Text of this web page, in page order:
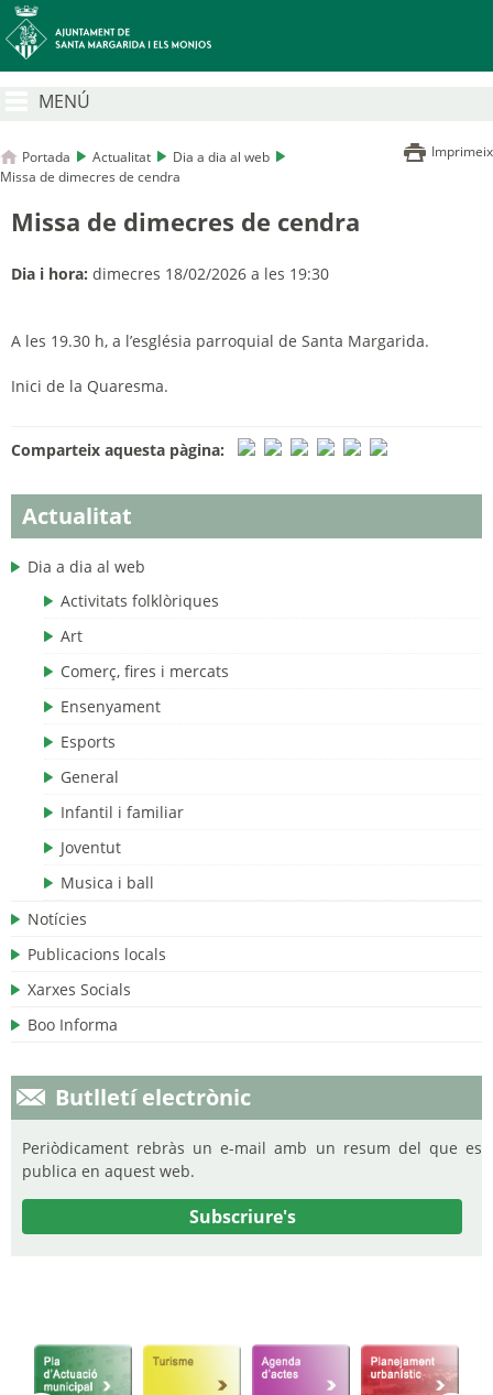
MENÚ
Portada Actualitat
Dia a dia al web
Missa de dimecres de cendra
Imprimeix
Actualitat
Dia a dia al web
Activitats folklòriques
Art
Comerç, fires i mercats
Ensenyament
Esports
General
Infantil i familiar
Joventut
Musica i ball
Notícies
Publicacions locals
Xarxes Socials
Boo Informa
Butlletí electrònic
Periòdicament rebràs un e-mail amb un resum del que es
publica en aquest web.
Subscriure's
Missa de dimecres de cendra
Dia i hora: dimecres 18/02/2026 a les 19:30
A les 19.30 h, a l’església parroquial de Santa Margarida.
Inici de la Quaresma.
Comparteix aquesta pàgina: